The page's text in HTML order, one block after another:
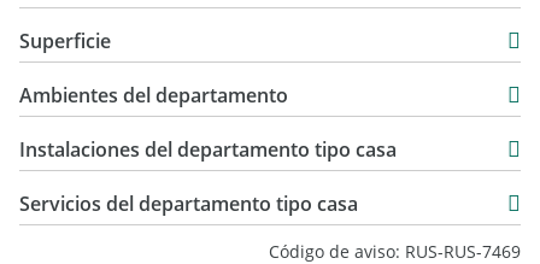
USD 99.000
Superficie
25 m2
125 m2
Ambientes del departamento
Instalaciones del departamento tipo casa
Servicios del departamento tipo casa
Código de aviso: RUS-RUS-7469